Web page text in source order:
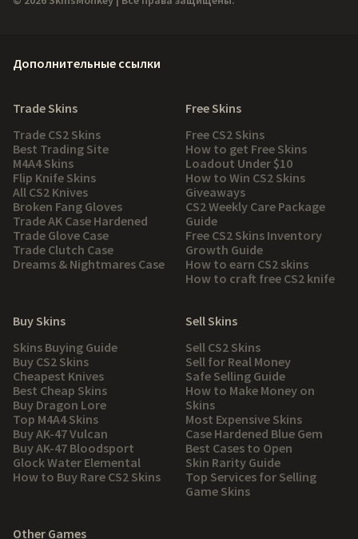
Дополнительные ссылки
Trade Skins
Trade CS2 Skins
Best Trading Site
M4A4 Skins
Flip Knife Skins
All CS2 Knives
Broken Fang Gloves
Trade AK Case Hardened
Trade Glove Case
Trade Clutch Case
Dreams & Nightmares Case
Free Skins
Free CS2 Skins
How to get Free Skins
Loadout Under $10
How to Win CS2 Skins
Giveaways
CS2 Weekly Care Package
Guide
Free CS2 Skins Inventory
Growth Guide
How to earn CS2 skins
How to craft free CS2 knife
Buy Skins
Skins Buying Guide
Buy CS2 Skins
Cheapest Knives
Best Cheap Skins
Buy Dragon Lore
Top M4A4 Skins
Buy AK-47 Vulcan
Buy AK-47 Bloodsport
Glock Water Elemental
How to Buy Rare CS2 Skins
Sell Skins
Sell CS2 Skins
Sell for Real Money
Safe Selling Guide
How to Make Money on
Skins
Most Expensive Skins
Case Hardened Blue Gem
Best Cases to Open
Skin Rarity Guide
Top Services for Selling
Game Skins
Other Games